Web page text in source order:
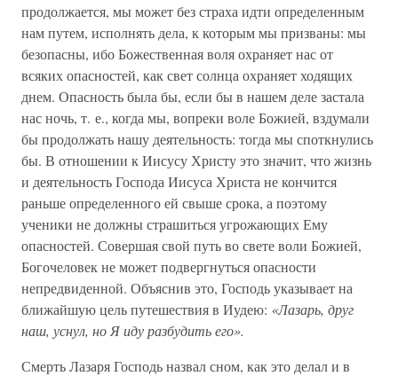
продолжается, мы может без страха идти определенным
нам путем, исполнять дела, к которым мы призваны: мы
безопасны, ибо Божественная воля охраняет нас от
всяких опасностей, как свет солнца охраняет ходящих
днем. Опасность была бы, если бы в нашем деле застала
нас ночь, т. е., когда мы, вопреки воле Божией, вздумали
бы продолжать нашу деятельность: тогда мы споткнулись
бы. В отношении к Иисусу Христу это значит, что жизнь
и деятельность Господа Иисуса Христа не кончится
раньше определенного ей свыше срока, а поэтому
ученики не должны страшиться угрожающих Ему
опасностей. Совершая свой путь во свете воли Божией,
Богочеловек не может подвергнуться опасности
непредвиденной. Объяснив это, Господь указывает на
ближайшую цель путешествия в Иудею: «Лазарь, друг
наш, уснул, но Я иду разбудить его».
Смерть Лазаря Господь назвал сном, как это делал и в